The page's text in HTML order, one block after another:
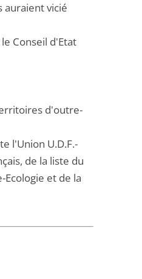
auraient vicié
Conseil d'Etat
d'outre-
l'Union U.D.F.-
de la liste du
et de la